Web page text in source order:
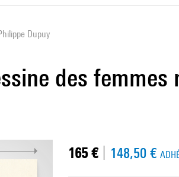
Dupuy
des femmes
165 € 148,50 €